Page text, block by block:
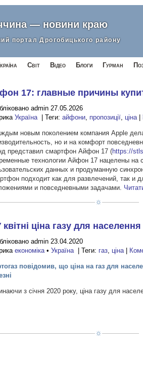
— новини краю
портал Дрогобицького району
Світ Відео Блоги Гурман
17: главные причины
admin 27.05.2026
Україна| Теги:айфони, пропозиції, ціна|
новым поколением компания Apple
но и на комфорт
представил смартфон Айфон 17 (https://
технологии Айфон 17 нацелены на
данных и продуманную
подходит как для развлечений, так и
и повседневными задачами.
квітні ціна газу для
admin 23.04.2020
економіка•Україна| Теги: газ, ціна|
повідомив, що ціна на газ для
з січня 2020 року, ціна газу для